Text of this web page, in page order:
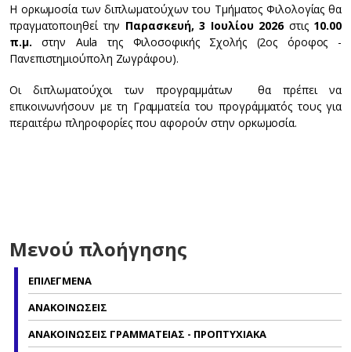
Η ορκωμοσία των διπλωματούχων του Τμήματος Φιλολογίας θα
πραγματοποιηθεί την Παρασκευή, 3 Ιουλίου 2026στις 10.00
π.μ. στην Aula της Φιλοσοφικής Σχολής (2ος όροφος -
Πανεπιστημιούπολη Ζωγράφου).
Οι διπλωματούχοι των προγραμμάτων θα πρέπει να
επικοινωνήσουν με τη Γραμματεία του προγράμματός τους για
περαιτέρω πληροφορίες που αφορούν στην ορκωμοσία.
Μενού πλοήγησης
ΕΠΙΛΕΓΜΕΝΑ
ΑΝΑΚΟΙΝΩΣΕΙΣ
ΑΝΑΚΟΙΝΩΣΕΙΣ ΓΡΑΜΜΑΤΕΙΑΣ - ΠΡΟΠΤΥΧΙΑΚΑ